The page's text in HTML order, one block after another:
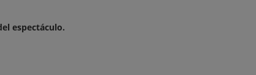
espectáculo.